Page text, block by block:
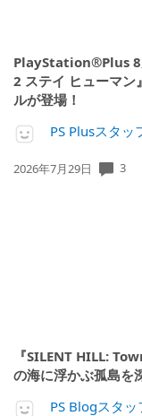
PlayStation®Plus 8
2 ステイ ヒューマ
ルが登場！
PS Plusスタッ
公
2026年7月29日 3
『SILENT HILL:
の海に浮かぶ孤島を
PS Blogスタッ